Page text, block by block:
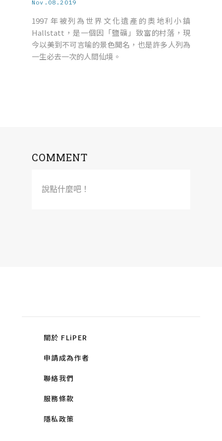
Nov.08.2019
1997 年被列為世界文化遺產的奧地利小鎮
Hallstatt，是一個因「鹽礦」致富的村落，現
今以美到不可言喻的景色聞名，也是許多人列為
一生必去一次的人間仙境。
COMMENT
說點什麼吧！
關於 FLiPER
申請成為作者
聯絡我們
服務條款
隱私政策